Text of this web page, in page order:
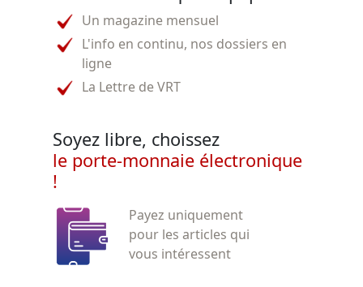
Un magazine mensuel
L'info en continu, nos dossiers en
ligne
La Lettre de VRT
Soyez libre, choissez
le porte-monnaie électronique
!
Payez uniquement
pour les articles qui
vous intéressent